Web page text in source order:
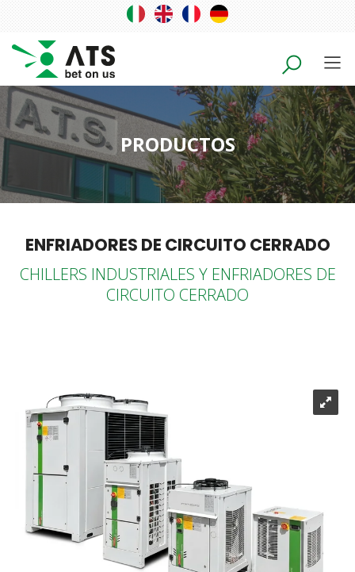
PRODUCTOS
ENFRIADORES DE CIRCUITO CERRADO
CHILLERS INDUSTRIALES Y ENFRIADORES DE
CIRCUITO CERRADO